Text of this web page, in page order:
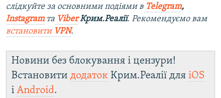
слідкуйте за основними подіями в Telegram,
Instagramта ViberКрим.Реалії. Рекомендуємо вам
встановити VPN.
Новини без блокування і цензури!
Встановити додаток Крим.Реалії для iOS
і Android.